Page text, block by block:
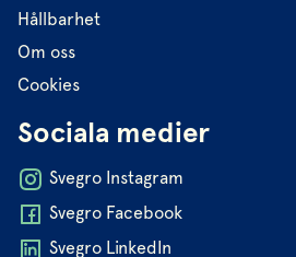
Hållbarhet
Om oss
Cookies
Sociala medier
Svegro Instagram
Svegro Facebook
Svegro LinkedIn